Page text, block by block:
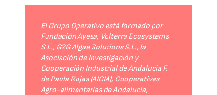
El Grupo Operativo está formado por
Fundación Ayesa, Volterra Ecosystems
S.L., G2G Algae Solutions S.L., la
Asociación de Investigación y
Cooperación Industrial de Andalucía F.
de Paula Rojas (AICIA), Cooperativas
Agro-alimentarias de Andalucía,